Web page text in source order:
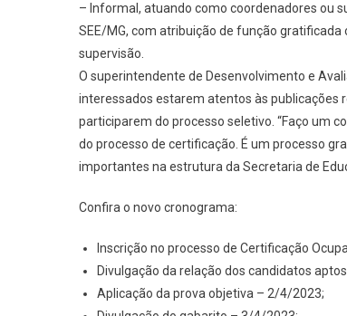
– Informal, atuando como coordenadores ou
SEE/MG, com atribuição de função
supervisão.
O superintendente de Desenvolvimento e
interessados estarem atentos às publicações
participarem do processo seletivo. “Faço um
do processo de certificação. É um processo
importantes na estrutura da Secretaria de
Confira o novo cronograma:
Inscrição no processo de Certificação
Divulgação da relação dos candidatos
Aplicação da prova objetiva – 2/4/2023;